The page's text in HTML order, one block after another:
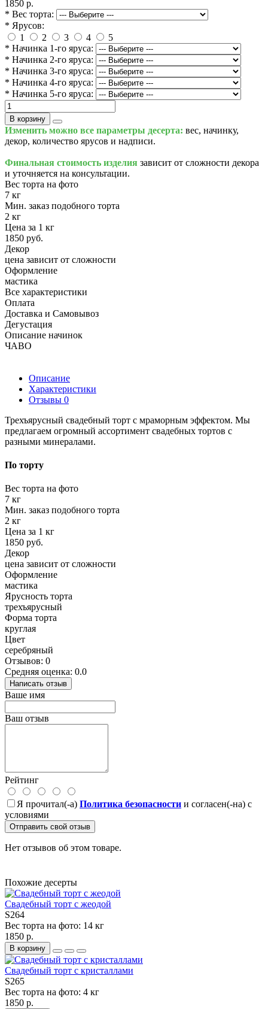
1850 р.
* Вес торта:
* Ярусов:
1
2 3 4
5
* Начинка 1-го яруса:
* Начинка 2-го яруса:
* Начинка 3-го яруса:
* Начинка 4-го яруса:
* Начинка 5-го яруса:
В корзину
Изменить можно все параметры десерта: вес, начинку,
декор, количество ярусов и надписи.
Финальная стоимость изделия зависит от сложности декора
и уточняется на консультации.
Вес торта на фото
7 кг
Мин. заказ подобного торта
2 кг
Цена за 1 кг
1850 руб.
Декор
цена зависит от сложности
Оформление
мастика
Все характеристики
Оплата
Доставка и Самовывоз
Дегустация
Описание начинок
ЧАВО
Описание
Характеристики
Отзывы 0
Трехъярусный свадебный торт с мраморным эффектом. Мы
предлагаем огромный ассортимент свадебных тортов с
разными минералами.
По торту
Вес торта на фото
7 кг
Мин. заказ подобного торта
2 кг
Цена за 1 кг
1850 руб.
Декор
цена зависит от сложности
Оформление
мастика
Ярусность торта
трехъярусный
Форма торта
круглая
Цвет
серебряный
Отзывов: 0
Средняя оценка: 0.0
Написать отзыв
Ваше имя
Ваш отзыв
Рейтинг
Я прочитал(-а) Политика безопасности и согласен(-на) с
условиями
Отправить свой отзыв
Нет отзывов об этом товаре.
Похожие десерты
Свадебный торт с жеодой
S264
Вес торта на фото: 14 кг
1850 р.
В корзину
Свадебный торт с кристаллами
S265
Вес торта на фото: 4 кг
1850 р.